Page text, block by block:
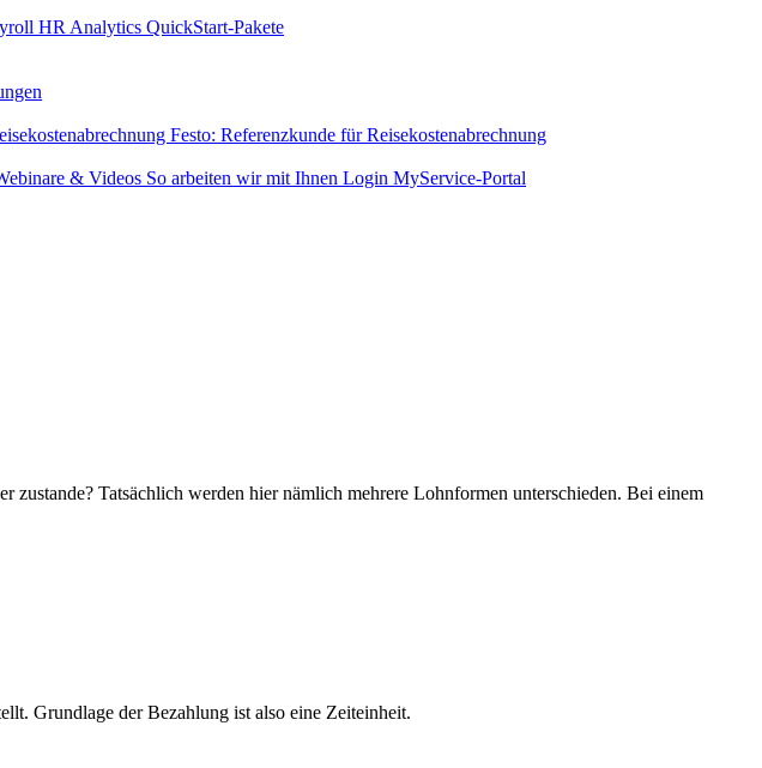
HR Analytics QuickStart-Pakete
Festo: Referenzkunde für Reisekostenabrechnung
& Videos So arbeiten wir mit Ihnen Login MyService-Portal
Tatsächlich werden hier nämlich mehrere Lohnformen unterschieden. Bei einem
Grundlage der Bezahlung ist also eine Zeiteinheit.